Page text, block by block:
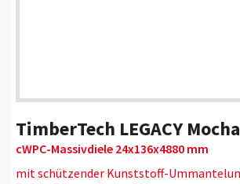
TimberTech LEGACY Mocha
cWPC-Massivdiele 24x136x4880 mm
mit schützender Kunststoff-